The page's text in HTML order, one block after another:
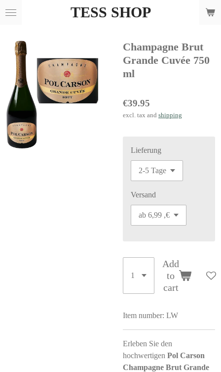
Skip
content
TESS SHOP
Champagne Brut
Grande Cuvée 750
ml
€39.95
excl. tax and shipping
Lieferung
Versand
Add
to
cart
Item number: LW
Erleben Sie den
hochwertigen Pol Carson
Champagne Brut Grande